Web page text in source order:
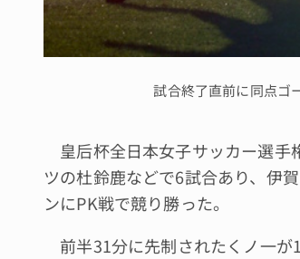
試合終了直前に同点ゴ
皇后杯全日本女子サッカー選手
ツの杜鈴鹿などで6試合あり、伊
ンにPK戦で競り勝った。
前半31分に先制されたくノ一が